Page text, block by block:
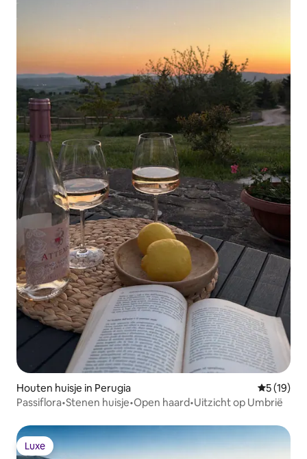
Houten huisje in Perugia
5 (19)
Passiflora•Stenen huisje•Open haard•Uitzicht op Umbrië
Luxe
Luxe